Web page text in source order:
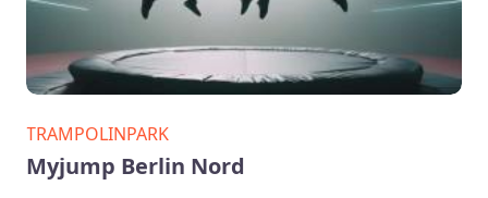
TRAMPOLINPARK
Myjump Berlin Nord